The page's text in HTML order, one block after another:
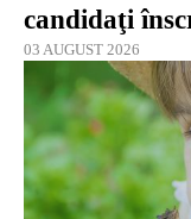
candidaţi
03 AUGUST 2026